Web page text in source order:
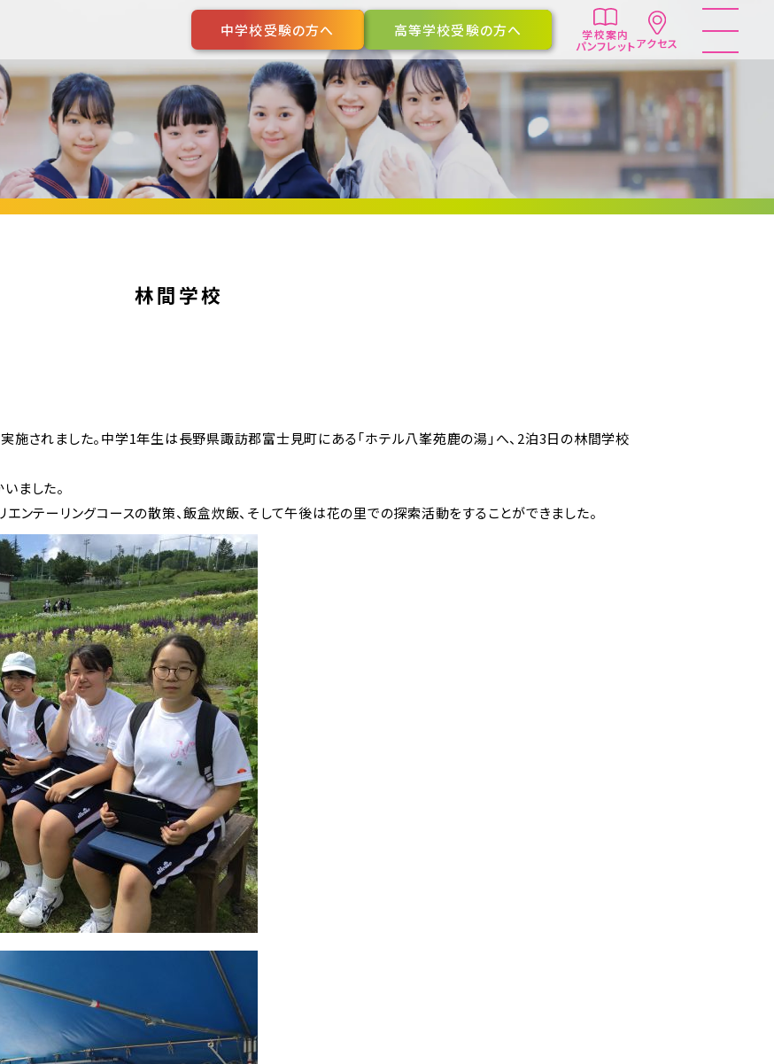
中学校受験の方へ 高等学校受験の方へ 学校案内
パンフレットアクセス
林間学校
されました。中学1年生は長野県諏訪郡富士見町にある「ホテル八峯苑鹿の湯」へ、2泊3日の林間学校
ました。
ンテーリングコースの散策、飯盒炊飯、そして午後は花の里での探索活動をすることができました。